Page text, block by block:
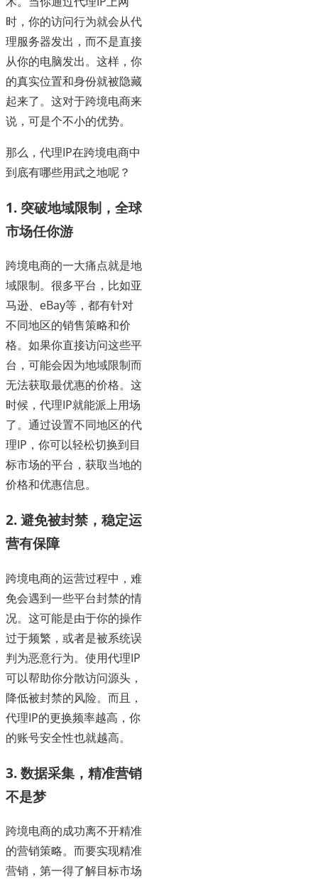
时，你的访问行为就会从代
理服务器发出，而不是直接
从你的电脑发出。这样，你
的真实位置和身份就被隐藏
起来了。这对于跨境电商来
说，可是个不小的优势。
那么，代理IP在跨境电商中
到底有哪些用武之地呢？
1. 突破地域限制，全球
市场任你游
跨境电商的一大痛点就是地
域限制。很多平台，比如亚
马逊、eBay等，都有针对
不同地区的销售策略和价
格。如果你直接访问这些平
台，可能会因为地域限制而
无法获取最优惠的价格。这
时候，代理IP就能派上用场
了。通过设置不同地区的代
理IP，你可以轻松切换到目
标市场的平台，获取当地的
价格和优惠信息。
2. 避免被封禁，稳定运
营有保障
跨境电商的运营过程中，难
免会遇到一些平台封禁的情
况。这可能是由于你的操作
过于频繁，或者是被系统误
判为恶意行为。使用代理IP
可以帮助你分散访问源头，
降低被封禁的风险。而且，
代理IP的更换频率越高，你
的账号安全性也就越高。
3. 数据采集，精准营销
不是梦
跨境电商的成功离不开精准
的营销策略。而要实现精准
营销，第一得了解目标市场